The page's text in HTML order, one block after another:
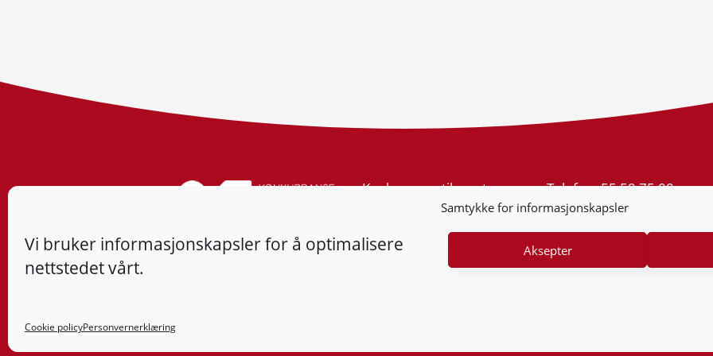
Samtykke for informasjonskapsler
Vi bruker informasjonskapsler for å optimalisere
nettstedet vårt.
Aksepter
Cookie policyPersonvernerklæring
Konkurransetilsynet
Postboks 439 Sentrum
Org.nr: 974 761 246
Telefon:55 59 75 00
E-post:post@kt.no
Nyhetsvarsel >>